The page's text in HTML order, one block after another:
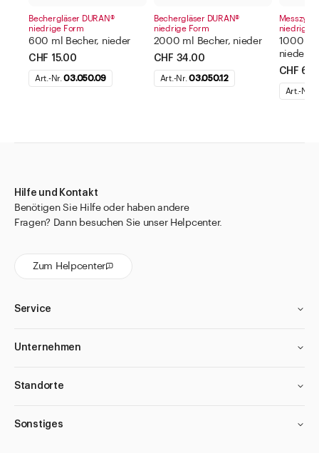
Bechergläser DURAN®
niedrige Form
600 ml Becher, nieder
CHF 15.00
Art.-Nr.03.050.09
Bechergläser DURAN®
niedrige Form
2000 ml Becher, nieder
CHF 34.00
Art.-Nr.03.050.12
niedrige
1000 ml
nieder
CHF
Art.-Nr.
Hilfe und Kontakt
Benötigen Sie Hilfe oder haben andere
Fragen? Dann besuchen Sie unser Helpcenter.
Zum Helpcenter
Service
Unternehmen
Standorte
Sonstiges